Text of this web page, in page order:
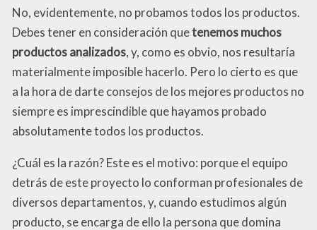
No, evidentemente, no probamos todos los productos.
Debes tener en consideración quetenemos muchos
productos analizados, y, como es obvio, nos resultaría
materialmente imposible hacerlo. Pero lo cierto es que
a la hora de darte consejos de los mejores productos no
siempre es imprescindible que hayamos probado
absolutamente todos los productos.
¿Cuál es la razón? Este es el motivo: porque el equipo
detrás de este proyecto lo conforman profesionales de
diversos departamentos, y, cuando estudimos algún
producto, se encarga de ello la persona que domina